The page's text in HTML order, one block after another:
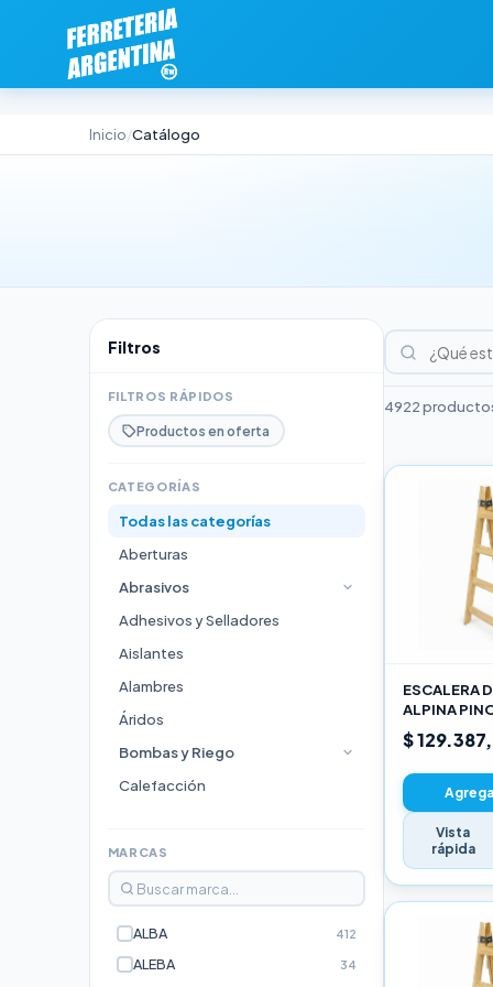
Inicio/Catálogo
Filtros
FILTROS RÁPIDOS
Productos en oferta
CATEGORÍAS
Todas las categorías
Aberturas
Abrasivos
Adhesivos y Selladores
Aislantes
Alambres
Áridos
Bombas y Riego
Calefacción
Durlock
Electricidad e Iluminación
MARCAS
ALBA 412
ALEBA 34
4922
ESCALERA
ALPINA
3,00M PRO
$
Vista
rápida